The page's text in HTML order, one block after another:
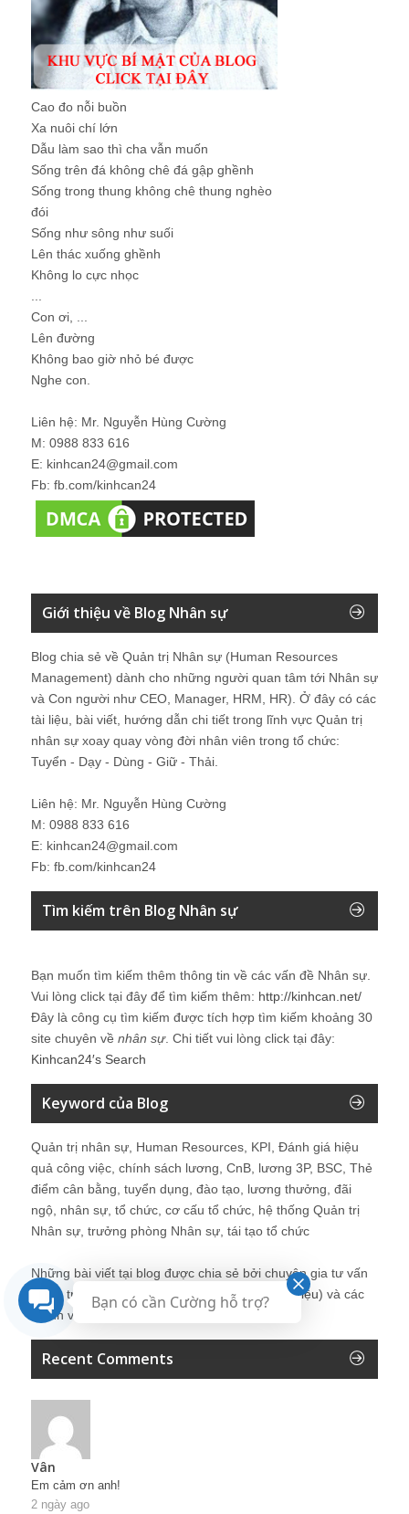
Cao đo nỗi buồn
Xa nuôi chí lớn
Dẫu làm sao thì cha vẫn muốn
Sống trên đá không chê đá gập ghềnh
Sống trong thung không chê thung nghèo
đói
Sống như sông như suối
Lên thác xuống ghềnh
Không lo cực nhọc
Con ơi, ...
Lên đường
Không bao giờ nhỏ bé được
Nghe con.
Liên hệ: Mr. Nguyễn Hùng Cường
M: 0988 833 616
E: kinhcan24@gmail.com
Fb: fb.com/kinhcan24
Giới thiệu về Blog Nhân sự
Blog chia sẻ về Quản trị Nhân sự (Human Resources
Management) dành cho những người quan tâm tới Nhân sự
và Con người như CEO, Manager, HRM, HR). Ở đây có các
tài liệu, bài viết, hướng dẫn chi tiết trong lĩnh vực Quản trị
nhân sự xoay quay vòng đời nhân viên trong tổ chức:
Tuyển - Dạy - Dùng - Giữ - Thải.
Liên hệ: Mr. Nguyễn Hùng Cường
M: 0988 833 616
E: kinhcan24@gmail.com
Fb: fb.com/kinhcan24
Tìm kiếm trên Blog Nhân sự
Bạn muốn tìm kiếm thêm thông tin về các vấn đề Nhân sự
Vui lòng click tại đây để tìm kiếm thêm: http://kinhcan.net/
Đây là công cụ tìm kiếm được tích hợp tìm kiếm khoảng 30
site chuyên về nhân sự. Chi tiết vui lòng click tại đây:
Kinhcan24′s Search
Keyword của Blog
Quản trị nhân sự, Human Resources, KPI, Đánh giá hiệu
quả công việc, chính sách lương, CnB, lương 3P, BSC, Thẻ
điểm cân bằng, tuyển dụng, đào tạo, lương thưởng, đãi
ngộ, nhân sự, tổ chức, cơ cấu tổ chức, hệ thống Quản trị
Nhân sự, trưởng phòng Nhân sự, tái tạo tổ chức
Những bài viết tại blog được chia sẻ bởi chuyên gia tư vấn
Quản trị Nhân sự Nguyễn Hùng Cường (giới thiệu) và các
thành viên khác trong cộng đồng Nhân sự.
Recent Comments
Vân
Em cảm ơn anh!
2 ngày ago
Bạn có cần Cường hỗ trợ?